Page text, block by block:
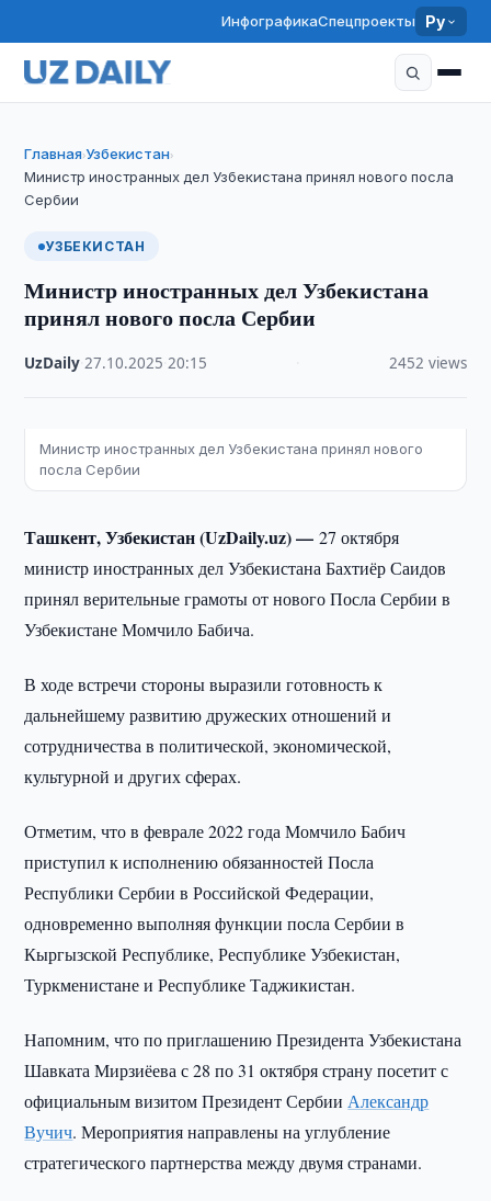
ИнфографикаСпецпроекты Ру
Главная›Узбекистан›
Министр иностранных дел Узбекистана принял нового посла
Сербии
УЗБЕКИСТАН
Министр иностранных дел Узбекистана
принял нового посла Сербии
UzDaily ·27.10.2025 ·20:15 2452 views
Министр иностранных дел Узбекистана принял нового
посла Сербии
Ташкент, Узбекистан (UzDaily.uz) —27 октября
министр иностранных дел Узбекистана Бахтиёр Саидов
принял верительные грамоты от нового Посла Сербии в
Узбекистане Момчило Бабича.
В ходе встречи стороны выразили готовность к
дальнейшему развитию дружеских отношений и
сотрудничества в политической, экономической,
культурной и других сферах.
Отметим, что в феврале 2022 года Момчило Бабич
приступил к исполнению обязанностей Посла
Республики Сербии в Российской Федерации,
одновременно выполняя функции посла Сербии в
Кыргызской Республике, Республике Узбекистан,
Туркменистане и Республике Таджикистан.
Напомним, что по приглашению Президента Узбекистана
Шавката Мирзиёева с 28 по 31 октября страну посетит с
официальным визитом Президент Сербии Александр
Вучич. Мероприятия направлены на углубление
стратегического партнерства между двумя странами.